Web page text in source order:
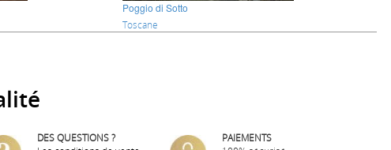
Poggio di Sotto
Toscane
DES QUESTIONS ?
PAIEMENTS